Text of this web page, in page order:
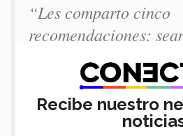
“Les comparto cinco
recomendaciones:
servicio a los demás,
positiva por donde
siempre un gran
día de mañana sean
Recibe nuestro